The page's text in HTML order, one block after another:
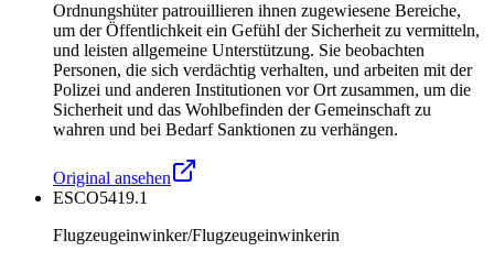
Ordnungshüter patrouillieren ihnen zugewiesene Bereiche,
um der Öffentlichkeit ein Gefühl der Sicherheit zu vermitteln,
und leisten allgemeine Unterstützung. Sie beobachten
Personen, die sich verdächtig verhalten, und arbeiten mit der
Polizei und anderen Institutionen vor Ort zusammen, um die
Sicherheit und das Wohlbefinden der Gemeinschaft zu
wahren und bei Bedarf Sanktionen zu verhängen.
Original ansehen
ESCO5419.1
Flugzeugeinwinker/Flugzeugeinwinkerin